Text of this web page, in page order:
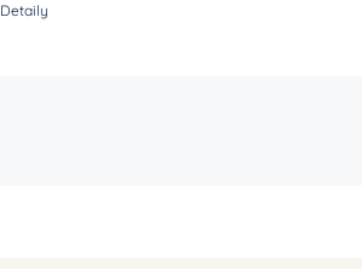
Detaily